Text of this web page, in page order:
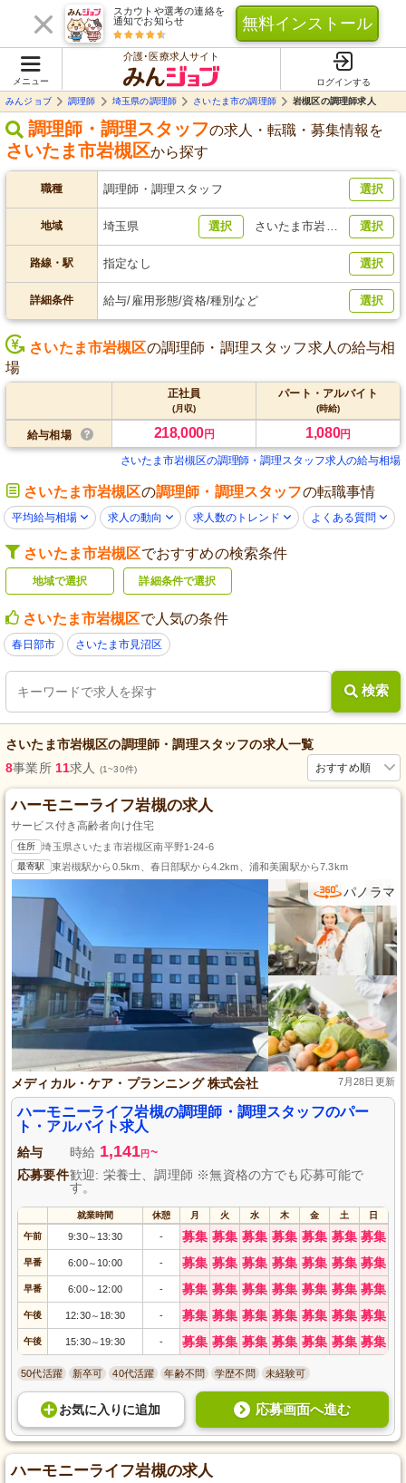
スカウトや選考の連絡を
通知でお知らせ
無料インストール
メニュー
介護･医療求人サイト
ログインする
みんジョブ
調理師 埼玉県の調理師 さいたま市の調理師 岩槻区の調理師求人
調理師・調理スタッフの求人・転職・募集情報を
さいたま市岩槻区から探す
職種 調理師・調理スタッフ 選択
地域 埼玉県 選択 選択
路線・駅 指定なし 選択
詳細条件 給与/雇用形態/資格/種別など 選択
さいたま市岩槻区の調理師・調理スタッフ求人の給与相
場
正社員
(月収)
パート・アルバイト
(時給)
給与相場 218,000円 1,080円
さいたま市岩槻区の調理師・調理スタッフ求人の給与相場
さいたま市岩槻区の調理師・調理スタッフの転職事情
平均給与相場 求人の動向 求人数のトレンド よくある質問
さいたま市岩槻区でおすすめの検索条件
地域で選択 詳細条件で選択
さいたま市岩槻区で人気の条件
春日部市 さいたま市見沼区
検索
さいたま市岩槻区の調理師・調理スタッフの求人一覧
おすすめ順
8事業所 11求人 (1~30件)
ハーモニーライフ岩槻の求人
サービス付き高齢者向け住宅
住所 埼玉県さいたま市岩槻区南平野1-24-6
最寄駅 東岩槻駅から0.5km、春日部駅から4.2km、浦和美園駅から7.3km
パノラマ
メディカル・ケア・プランニング 株式会社 7月28日更新
ハーモニーライフ岩槻の調理師・調理スタッフのパー
ト・アルバイト求人
給与 時給 1,141円 ~
応募要件歓迎: 栄養士、調理師 ※無資格の方でも応募可能で
す。
就業時間 休憩 月 火 水 木 金 土 日
午前 9:30～ 13:30 - 募集 募集 募集 募集 募集 募集 募集
早番 6:00～ 10:00 - 募集 募集 募集 募集 募集 募集 募集
早番 6:00～ 12:00 - 募集 募集 募集 募集 募集 募集 募集
午後 12:30～ 18:30 - 募集 募集 募集 募集 募集 募集 募集
午後 15:30～ 19:30 - 募集 募集 募集 募集 募集 募集 募集
50代活躍 新卒可 40代活躍 年齢不問 学歴不問 未経験可
お気に入り に追加 応募画面へ進む
ハーモニーライフ岩槻の求人